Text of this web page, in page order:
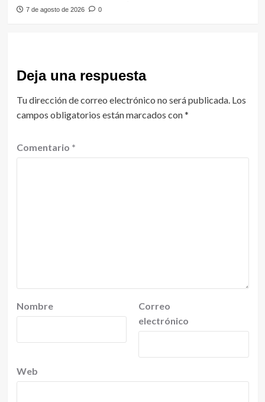
7 de agosto de 2026 0
Deja una respuesta
Tu dirección de correo electrónico no será publicada. Los
campos obligatorios están marcados con*
Comentario *
Nombre
Correo
electrónico
Web